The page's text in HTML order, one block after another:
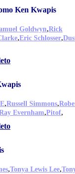
Ken Kwapis
Goldwyn,Rick
,Eric Schlosser,
,Russell Simmons,
Evernham,Pitof,
,Tonya Lewis Lee,